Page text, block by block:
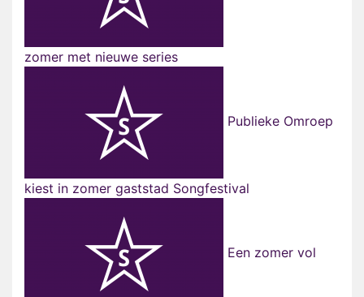
zomer met nieuwe series
Publieke Omroep
kiest in zomer gaststad Songfestival
Een zomer vol